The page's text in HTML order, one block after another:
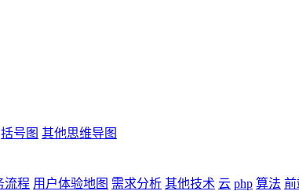
括号图 其他思维导图
流程 用户体验地图 需求分析 其他技术 云 php 算法 前